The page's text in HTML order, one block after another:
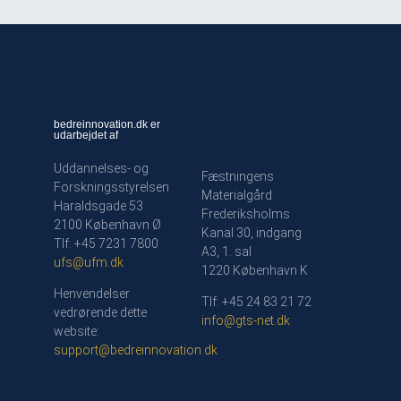
bedreinnovation.dk er
udarbejdet af
Uddannelses- og
Forskningsstyrelsen
Haraldsgade 53
2100 København Ø
Tlf: +45 7231 7800
ufs@ufm.dk
Henvendelser
vedrørende dette
website:
support@bedreinnovation.dk
Fæstningens
Materialgård
Frederiksholms
Kanal 30, indgang
A3, 1. sal
1220 København K
Tlf: +45 24 83 21 72
info@gts-net.dk